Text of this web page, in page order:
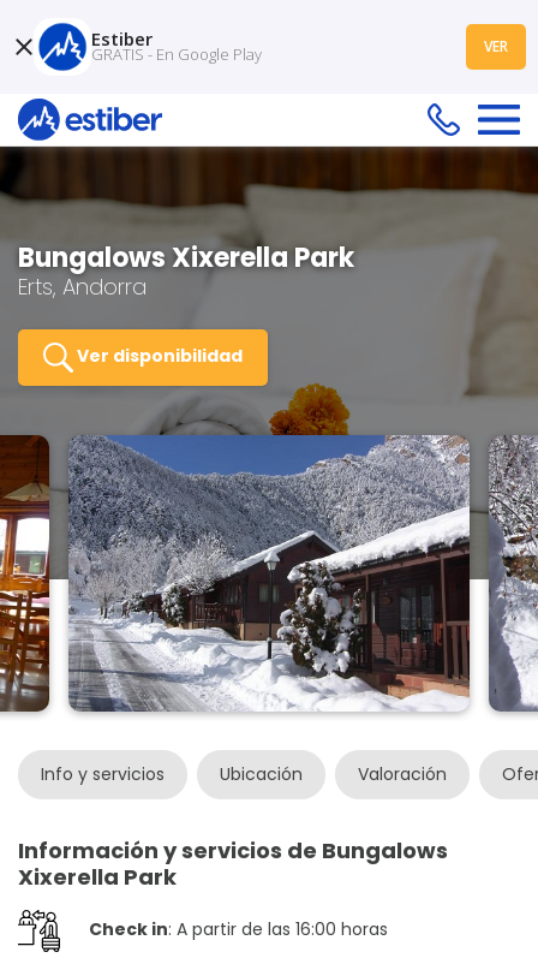
Bungalows Xixerella Park
Erts, Andorra
Ver disponibilidad
Info y servicios Ubicación Valoración
Información y servicios de Bungalows
Xixerella Park
Check in: A partir de las 16:00 horas
Estiber
GRATIS - En Google Play VER